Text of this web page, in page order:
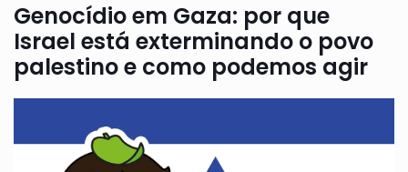
Genocídio em Gaza: por que
Israel está exterminando o povo
palestino e como podemos agir